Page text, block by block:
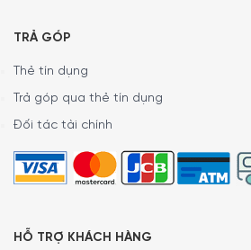
TRẢ GÓP
Thẻ tín dụng
Trả góp qua thẻ tín dụng
Đối tác tài chính
HỖ TRỢ KHÁCH HÀNG